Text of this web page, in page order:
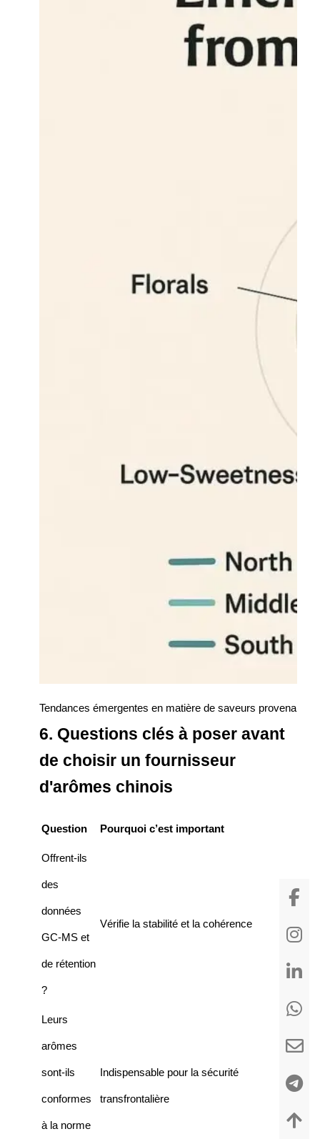
Tendances émergentes en matière de saveurs provenant
6. Questions clés à poser avant
de choisir un fournisseur
d'arômes chinois
Question Pourquoi c’est important
Offrent-ils
des
données
GC-MS et
de rétention
?
Vérifie la stabilité et la cohérence
Leurs
arômes
sont-ils
conformes
à la norme
Indispensable pour la sécurité
transfrontalière